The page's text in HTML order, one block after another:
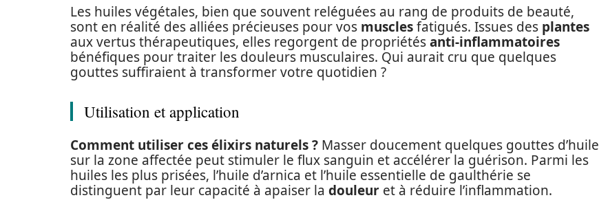
Les huiles végétales, bien que souvent reléguées au rang de produits de beauté,
sont en réalité des alliées précieuses pour vos musclesfatigués. Issues des plantes
aux vertus thérapeutiques, elles regorgent de propriétésanti-inflammatoires
bénéfiques pour traiter les douleurs musculaires. Qui aurait cru que quelques
gouttes suffiraient à transformer votre quotidien ?
Utilisation et application
Comment utiliser ces élixirs naturels ? Masser doucement quelques gouttes d’huile
sur la zone affectée peut stimuler le flux sanguin et accélérer la guérison. Parmi les
huiles les plus prisées, l’huile d’arnica et l’huile essentielle de gaulthérie se
distinguent par leur capacité à apaiser la douleur et à réduire l’inflammation.